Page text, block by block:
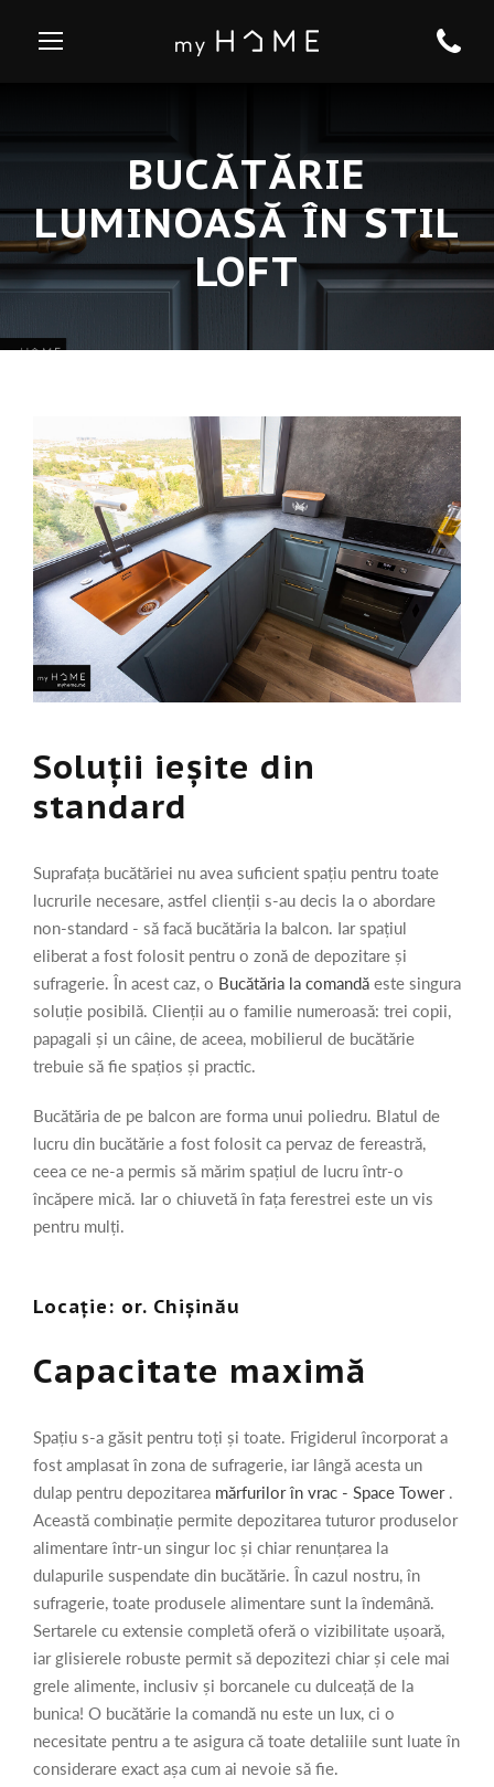
BUCĂTĂRIE
LUMINOASĂ ÎN STIL
LOFT
Soluții ieșite din
standard
Suprafața bucătăriei nu avea suficient spațiu pentru toate
lucrurile necesare, astfel clienții s-au decis la o abordare
non-standard - să facă bucătăria la balcon. Iar spațiul
eliberat a fost folosit pentru o zonă de depozitare și
sufragerie. În acest caz, o Bucătăria la comandă este singura
soluție posibilă. Clienții au o familie numeroasă: trei copii,
papagali și un câine, de aceea, mobilierul de bucătărie
trebuie să fie spațios și practic.
Bucătăria de pe balcon are forma unui poliedru. Blatul de
lucru din bucătărie a fost folosit ca pervaz de fereastră,
ceea ce ne-a permis să mărim spațiul de lucru într-o
încăpere mică. Iar o chiuvetă în fața ferestrei este un vis
pentru mulți.
Locație: or. Chișinău
Capacitate maximă
Spațiu s-a găsit pentru toți și toate. Frigiderul încorporat a
fost amplasat în zona de sufragerie, iar lângă acesta un
dulap pentru depozitarea mărfurilor în vrac - Space Tower.
Această combinație permite depozitarea tuturor produselor
alimentare într-un singur loc și chiar renunțarea la
dulapurile suspendate din bucătărie. În cazul nostru, în
sufragerie, toate produsele alimentare sunt la îndemână.
Sertarele cu extensie completă oferă o vizibilitate ușoară,
iar glisierele robuste permit să depozitezi chiar și cele mai
grele alimente, inclusiv și borcanele cu dulceață de la
bunica! O bucătărie la comandă nu este un lux, ci o
necesitate pentru a te asigura că toate detaliile sunt luate în
considerare exact așa cum ai nevoie să fie.